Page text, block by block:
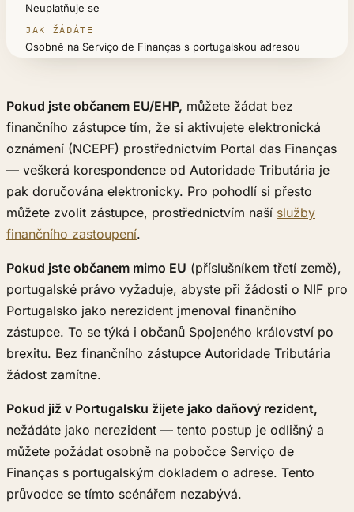
Neuplatňuje se
Osobně na Serviço de Finanças s portugalskou adresou
Pokud jste občanem EU/EHP, můžete žádat bez
finančního zástupce tím, že si aktivujete elektronická
oznámení (NCEPF) prostřednictvím Portal das Finanças
— veškerá korespondence od Autoridade Tributária je
pak doručována elektronicky. Pro pohodlí si přesto
můžete zvolit zástupce, prostřednictvím naší služby
finančního zastoupení.
Pokud jste občanem mimo EU (příslušníkem třetí země),
portugalské právo vyžaduje, abyste při žádosti o NIF pro
Portugalsko jako nerezident jmenoval finančního
zástupce. To se týká i občanů Spojeného království po
brexitu. Bez finančního zástupce Autoridade Tributária
žádost zamítne.
Pokud již v Portugalsku žijete jako daňový rezident,
nežádáte jako nerezident — tento postup je odlišný a
můžete požádat osobně na pobočce Serviço de
Finanças s portugalským dokladem o adrese. Tento
průvodce se tímto scénářem nezabývá.